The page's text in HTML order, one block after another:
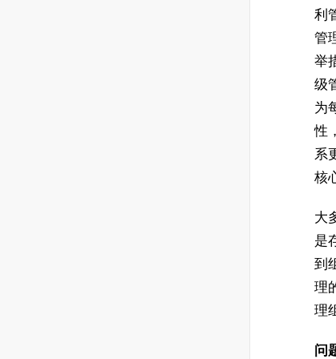
利
管
举
级
为
性
系
核
大
是
到
理
理
问